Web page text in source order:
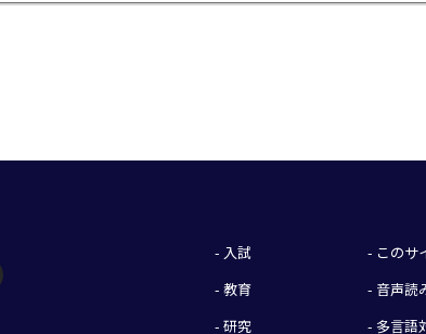
- 入試
- 教育
- 研究
- このサ
- 音声読
- 多言語